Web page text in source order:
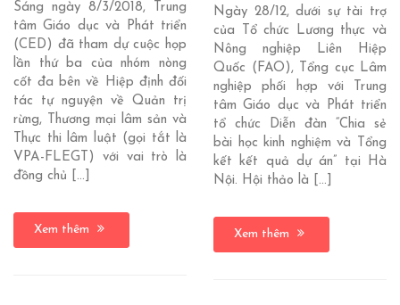
Sáng ngày 8/3/2018, Trung
tâm Giáo dục và Phát triển
(CED) đã tham dự cuộc họp
lần thứ ba của nhóm nòng
cốt đa bên về Hiệp định đối
tác tự nguyện về Quản trị
rừng, Thương mại lâm sản và
Thực thi lâm luật (gọi tắt là
VPA-FLEGT) với vai trò là
đồng chủ […]
Xem thêm
Ngày 28/12, dưới sự tài trợ
của Tổ chức Lương thực và
Nông nghiệp Liên Hiệp
Quốc (FAO), Tổng cục Lâm
nghiệp phối hợp với Trung
tâm Giáo dục và Phát triển
tổ chức Diễn đàn “Chia sẻ
bài học kinh nghiệm và Tổng
kết kết quả dự án” tại Hà
Nội. Hội thảo là […]
Xem thêm